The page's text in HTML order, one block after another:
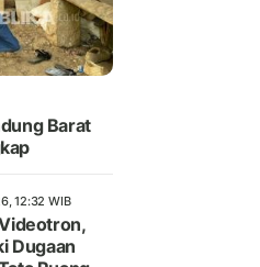
Barat
12:32 WIB
Dugaan